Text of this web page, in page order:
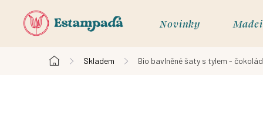
Novinky
Domů
Skladem Bio bavlněné šaty s tylem -